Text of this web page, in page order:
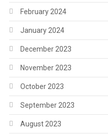
February 2024
January 2024
December 2023
November 2023
October 2023
September 2023
August 2023